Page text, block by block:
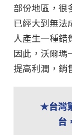
部份地區，很
已經大到無法
人產生一種錯
因此，沃爾瑪
提高利潤，銷
★台灣
台